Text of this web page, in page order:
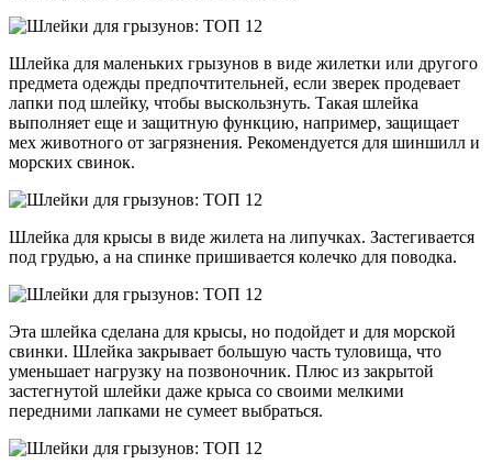
Шлейка для маленьких грызунов в виде жилетки или другого
предмета одежды предпочтительней, если зверек продевает
лапки под шлейку, чтобы выскользнуть. Такая шлейка
выполняет еще и защитную функцию, например, защищает
мех животного от загрязнения. Рекомендуется для шиншилл и
морских свинок.
Шлейка для крысы в виде жилета на липучках. Застегивается
под грудью, а на спинке пришивается колечко для поводка.
Эта шлейка сделана для крысы, но подойдет и для морской
свинки. Шлейка закрывает большую часть туловища, что
уменьшает нагрузку на позвоночник. Плюс из закрытой
застегнутой шлейки даже крыса со своими мелкими
передними лапками не сумеет выбраться.